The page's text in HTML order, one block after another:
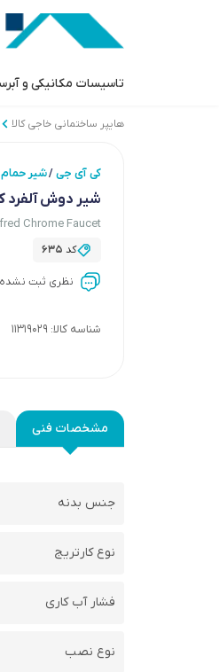
تاسیسات مکانیکی و
هایپر ساختمانی خاجی‌ کالا
کی آی جی/شیر
شیر دوش آلفرد
Chrome Faucet
کد 635
نظری ثبت نشده
شناسه کالا: 11319029
مشخصات فنی
جنس بدنه
نوع کارتریج
فشار آب کاری
نوع نصب